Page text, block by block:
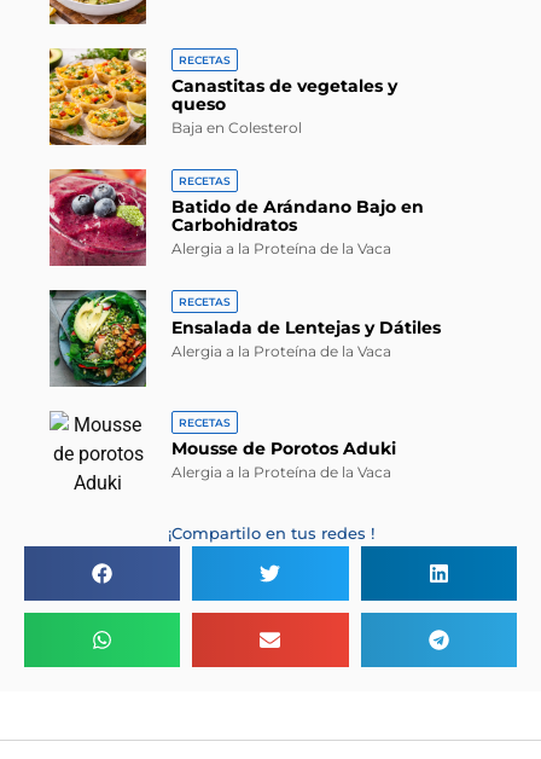
RECETAS
Canastitas de vegetales y
queso
Baja en Colesterol
RECETAS
Batido de Arándano Bajo en
Carbohidratos
Alergia a la Proteína de la Vaca
RECETAS
Ensalada de Lentejas y Dátiles
Alergia a la Proteína de la Vaca
RECETAS
Mousse de Porotos Aduki
Alergia a la Proteína de la Vaca
¡Compartilo en tus redes !